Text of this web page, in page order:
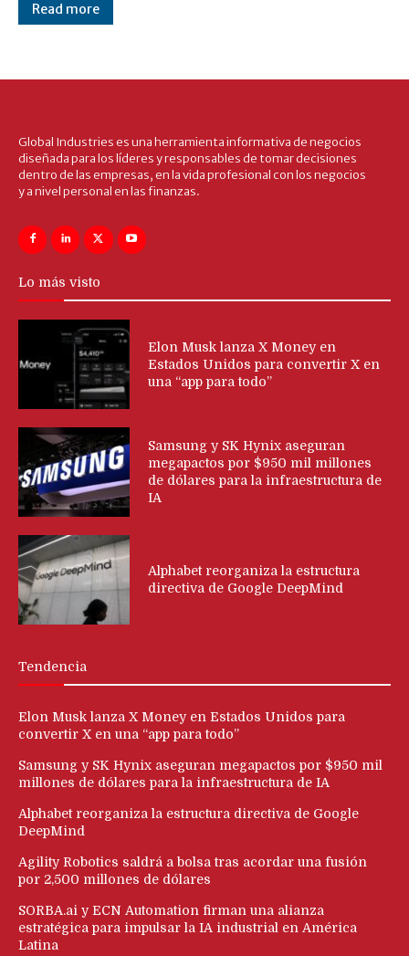
Read more
Global Industries es una herramienta informativa de negocios
diseñada para los líderes y responsables de tomar decisiones
dentro de las empresas, en la vida profesional con los negocios
y a nivel personal en las finanzas.
Lo más visto
Elon Musk lanza X Money en
Estados Unidos para convertir X en
una “app para todo”
Samsung y SK Hynix aseguran
megapactos por $950 mil millones
de dólares para la infraestructura de
IA
Alphabet reorganiza la estructura
directiva de Google DeepMind
Tendencia
Elon Musk lanza X Money en Estados Unidos para
convertir X en una “app para todo”
Samsung y SK Hynix aseguran megapactos por $950 mil
millones de dólares para la infraestructura de IA
Alphabet reorganiza la estructura directiva de Google
DeepMind
Agility Robotics saldrá a bolsa tras acordar una fusión
por 2,500 millones de dólares
SORBA.ai y ECN Automation firman una alianza
estratégica para impulsar la IA industrial en América
Latina